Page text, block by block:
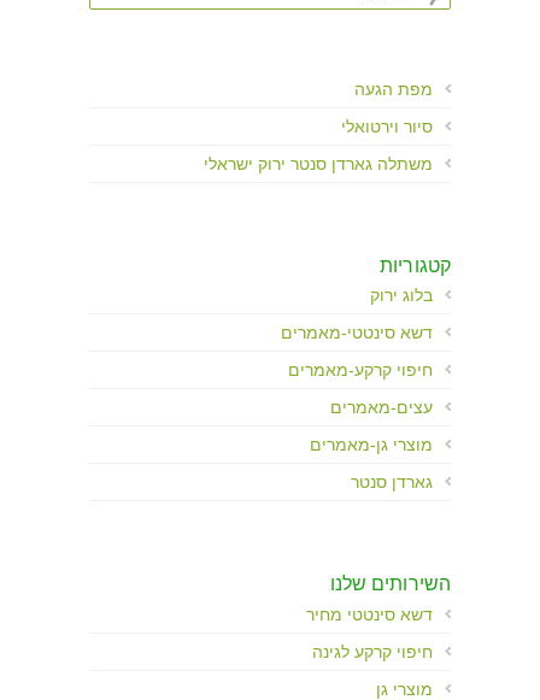
מפת הגעה
סיור וירטואלי
משתלה גארדן סנטר ירוק ישראלי
קטגוריות
בלוג ירוק
דשא סינטטי-מאמרים
חיפוי קרקע-מאמרים
עצים-מאמרים
מוצרי גן-מאמרים
גארדן סנטר
השירותים שלנו
דשא סינטטי מחיר
חיפוי קרקע לגינה
מוצרי גן